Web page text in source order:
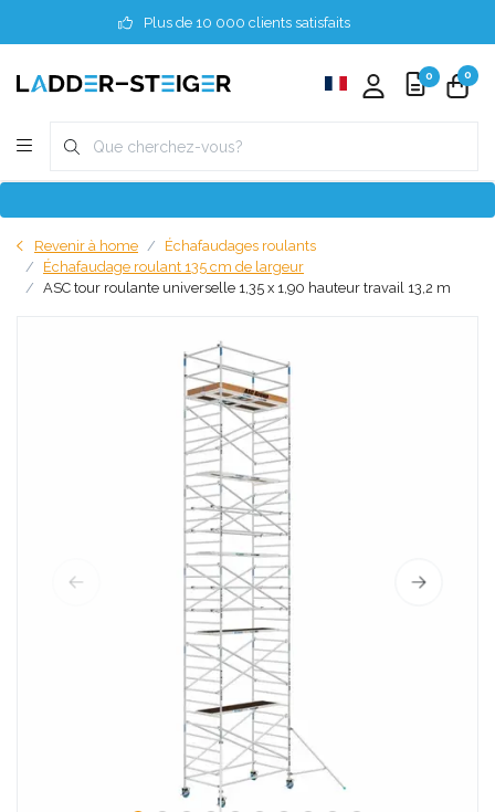
Plus de 10 000 clients satisfaits
0 0
Revenir à home
Échafaudages roulants
Échafaudage roulant 135 cm de largeur
ASC tour roulante universelle 1,35 x 1,90 hauteur travail 13,2 m